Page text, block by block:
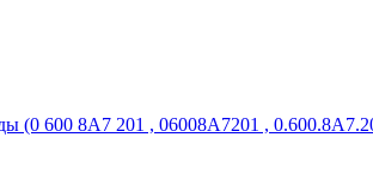
(0 600 8A7 201 , 06008A7201 ,